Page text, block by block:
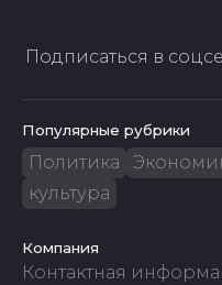
Подписаться в
Популярные рубрики
Политика
культура
Компания
Контактная